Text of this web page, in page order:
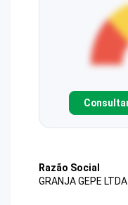
Razão Social
GRANJA GEPE LTDA